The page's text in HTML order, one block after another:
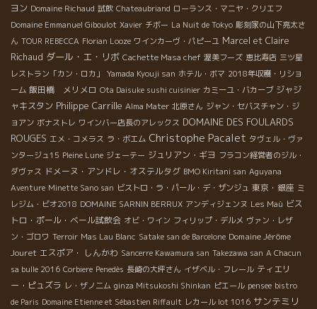
ヨン Domaine Richaud 試飲 Chateaubriand ローランス・マニヤ・クリエフ
Domaine Emmanuel Giboulot Xavier チボー La Nuit de Tokyo 彫刻家の山下亮太さ
ん TOUR REBECCA Florian Looze ワインカーヴ・パピーユ Marcel et Claire
Richaud ダール・エ・リボ Cachette Masa chef 渥美フーズ 恵比寿店 三ツ星
レストラン「カン・ロカ」
Yamada Kyouji san ホテル・ボマ 2018年収穫・リショ
ーム 飯田橋 メリメロ Ota Daisuke sushi cuisinier カミーユ・バカーブ ジャジ
ャキスタン Philippe Carrille Alma Mater 北原さん ジャン・セバスチャン・ジ
ョアン ボナストレ ワインバー店長のアレックス DOMAINE DES FOULARDS
ROUGES エメ・コメラス ラ・ボエム Christophe Pacalet タヴェル・ヴァ
ンタージュ15 Pleine Lune ジェーテー ジュリアン・ギヨ フラコン経営者のジル・
ダヴァス ドメーヌ・アンドレ・オステルタグ BMO Kiritani san Aguyana
Aventure Minette Sano san ビストロ・ラ・パール・デ・ザンジュ 東京・銀座 ミ
レジム・ビオ2018 DOMAINE SARNIN BERRUX アンディジェンヌ Les Maù ビス
トロ・ポール・ベール試飲会 オビ・ワイン フィリップ・デルメ ヴァン・レザ
ン・ゴロワ Terroir Mas Lau Blanc Satake san de Barcelone Domaine Jérôme
Jouret エスポア・ しんかわ Sancerre Kawamura san Takezawa san A Chacun
sa bulle 2016 Corbiere Penedès 長崎の大坪さん イザベル・フレール ティエリ
ー・ピュズラ レ・ザノ二ム ginza Mitsukoshi Shinkan ピエール pensee bistro
de Paris Domaine Etienne et Sébastien Riffault レカール lot 1016 サンテミリ